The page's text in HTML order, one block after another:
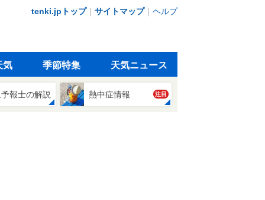
tenki.jpトップ｜ サイトマップ｜ ヘルプ
気 季節特集 天気ニュース
報士の解説 熱中症情報 注目